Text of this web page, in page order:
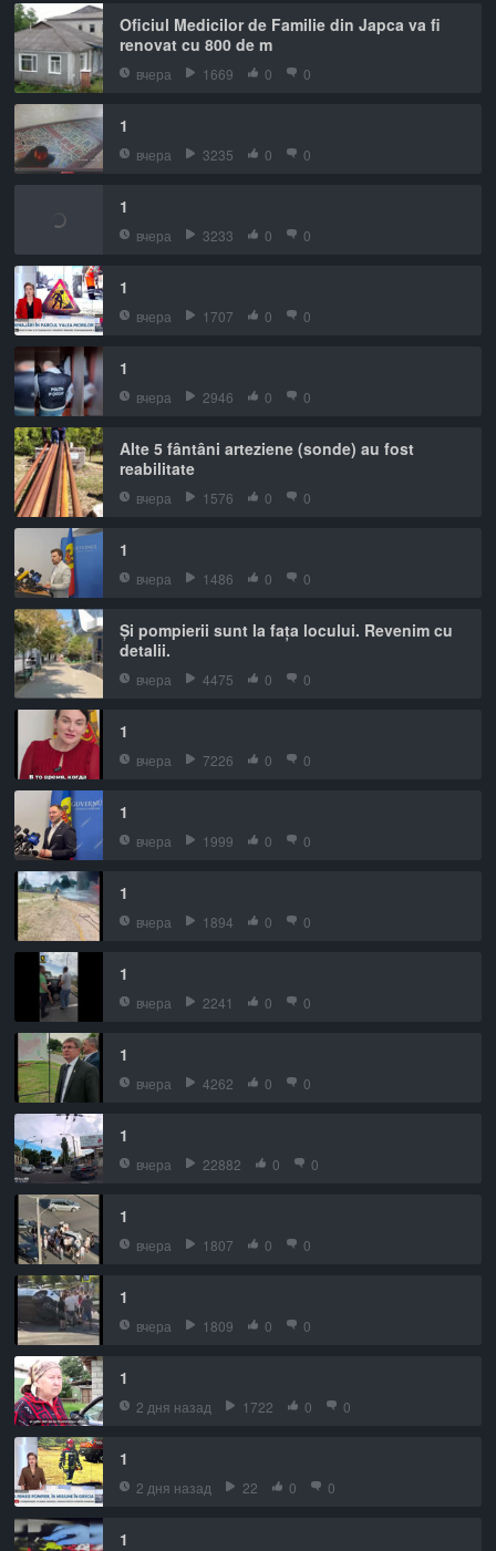
Oficiul Medicilor de Familie din Japca va fi
renovat cu 800 de m
вчера 1669 0 0
1
вчера 3235 0 0
1
вчера 3233 0 0
1
вчера 1707 0 0
1
вчера 2946 0 0
Alte 5 fântâni arteziene (sonde) au fost
reabilitate
вчера 1576 0 0
1
вчера 1486 0 0
Și pompierii sunt la fața locului. Revenim cu
detalii.
вчера 4475 0 0
1
вчера 7226 0 0
1
вчера 1999 0 0
1
вчера 1894 0 0
1
вчера 2241 0 0
1
вчера 4262 0 0
1
вчера 22882 0 0
1
вчера 1807 0 0
1
вчера 1809 0 0
1
2 дня назад 1722 0 0
1
2 дня назад 22 0 0
1